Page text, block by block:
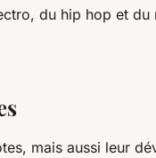
du hip hop et du
mais aussi leur